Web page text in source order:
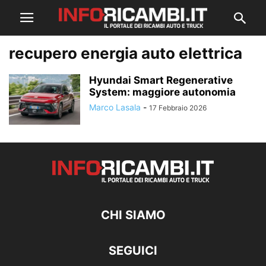
recupero energia auto elettrica
Hyundai Smart Regenerative
System: maggiore autonomia
Marco Lasala - 17 Febbraio 2026
CHI SIAMO
SEGUICI